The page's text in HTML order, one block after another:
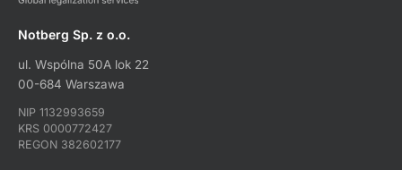
Notberg Sp. z o.o.
ul. Wspólna 50A lok 22
00-684 Warszawa
NIP 1132993659
KRS 0000772427
REGON 382602177